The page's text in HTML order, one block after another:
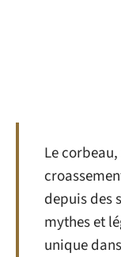
Le
depuis des
mythes et
unique